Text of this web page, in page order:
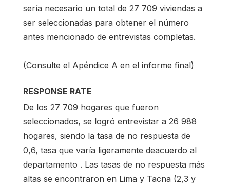
sería necesario un total de 27 709 viviendas a
ser seleccionadas para obtener el número
antes mencionado de entrevistas completas.
(Consulte el Apéndice A en el informe final)
RESPONSE RATE
De los 27 709 hogares que fueron
seleccionados, se logró entrevistar a 26 988
hogares, siendo la tasa de no respuesta de
0,6, tasa que varía ligeramente deacuerdo al
departamento . Las tasas de no respuesta más
altas se encontraron en Lima y Tacna (2,3 y